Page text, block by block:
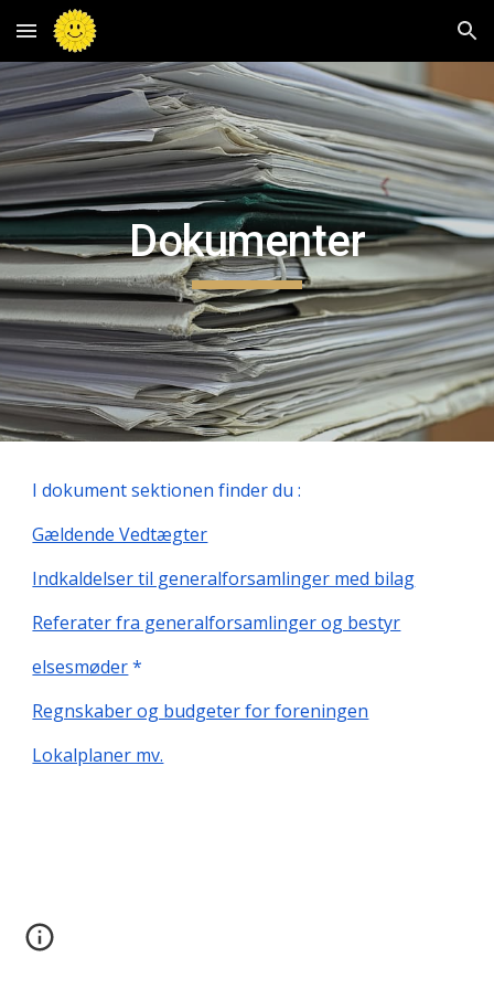
Skip to main content Skip to navigation
Dokumenter
I dokument sektionen finder du :
Gældende Vedtægter
Indkaldelser til generalforsamlinger med bilag
Referater fra generalforsamlinger og bestyr
elsesmøder*
Regnskaber og budgeter for foreningen
Lokalplaner mv.